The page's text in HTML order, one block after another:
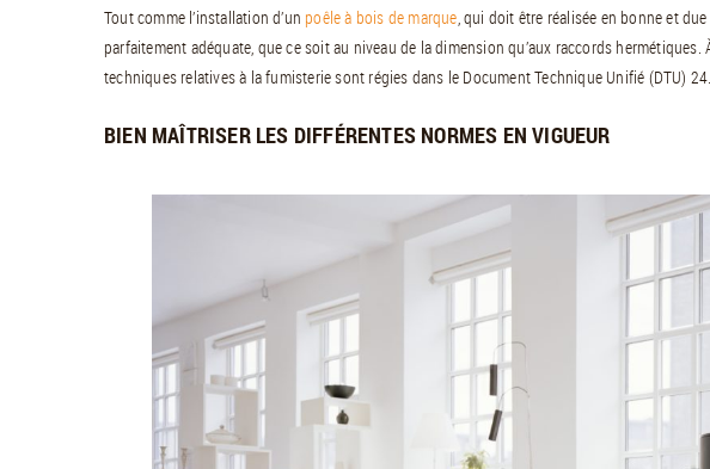
Tout comme l’installation d’un poêle à bois de marque, qui doit être réalisée en bonne et
parfaitement adéquate, que ce soit au niveau de la dimension qu’aux raccords
techniques relatives à la fumisterie sont régies dans le Document Technique Unifié (DTU)
BIEN MAÎTRISER LES DIFFÉRENTES NORMES EN VIGUEUR